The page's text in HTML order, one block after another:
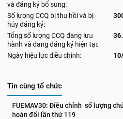
và đăng ký bổ sung:
Số lượng CCQ bị thu hồi và bị
hủy đăng ký:
Tổng số lượng CCQ đang lưu
hành và đang đăng ký hiện tại:
Ngày hiệu lực điều chỉnh:
Tin cùng tổ chức
FUEMAV30: Điều chỉnh  số lượng
hoán đổi lần thứ 119